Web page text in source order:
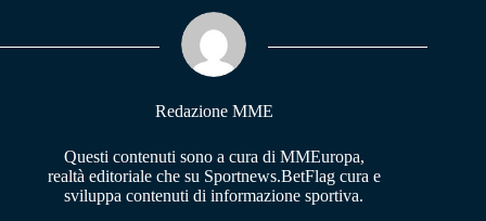
pp m
Redazione MME
Questi contenuti sono a cura di MMEuropa,
realtà editoriale che su Sportnews.BetFlag cura e
sviluppa contenuti di informazione sportiva.